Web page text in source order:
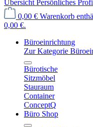
Übersicht Persönliches
0,00 € Warenkorb
0,00 €.
Büroeinrichtung
Zur Kategorie
Bürotische
Sitzmöbel
Stauraum
Container
ConceptQ
Büro Shop